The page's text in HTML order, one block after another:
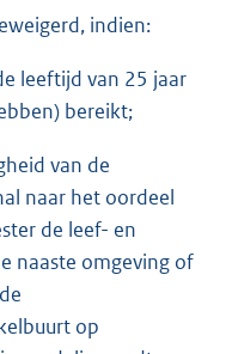
indien:
leeftijd van 25 jaar
bereikt;
van de
naar het oordeel
de leef- en
naaste omgeving of
op